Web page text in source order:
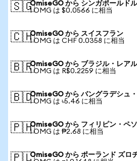
🇸🇬OmiseGO から シンガポールドル
1 OMG は $0.0566 に相当
🇨🇭OmiseGO から スイスフラン
1 OMG は CHF 0.0358 に相当
🇧🇷OmiseGO から ブラジル・レアル
1 OMG は R$0.2259 に相当
🇧🇩OmiseGO から バングラデシュ
1 OMG は ৳5.46 に相当
🇵🇭OmiseGO から フィリピン・ペソ
1 OMG は ₱2.68 に相当
🇵🇱OmiseGO から ポーランド ズロ